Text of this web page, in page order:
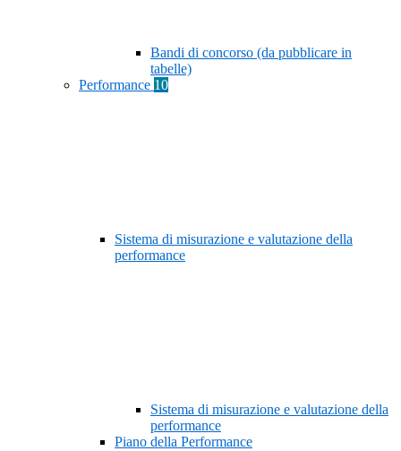
Bandi di concorso (da pubblicare in
tabelle)
Performance 10
Sistema di misurazione e valutazione della
performance
Sistema di misurazione e valutazione della
performance
Piano della Performance